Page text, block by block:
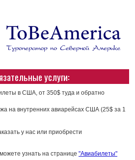
услуги:
в США, от 350$ туда и обратно
на внутренних авиарейсах США (25$ за 1
у нас или приобрести
узнать на странице "Авиабилеты"